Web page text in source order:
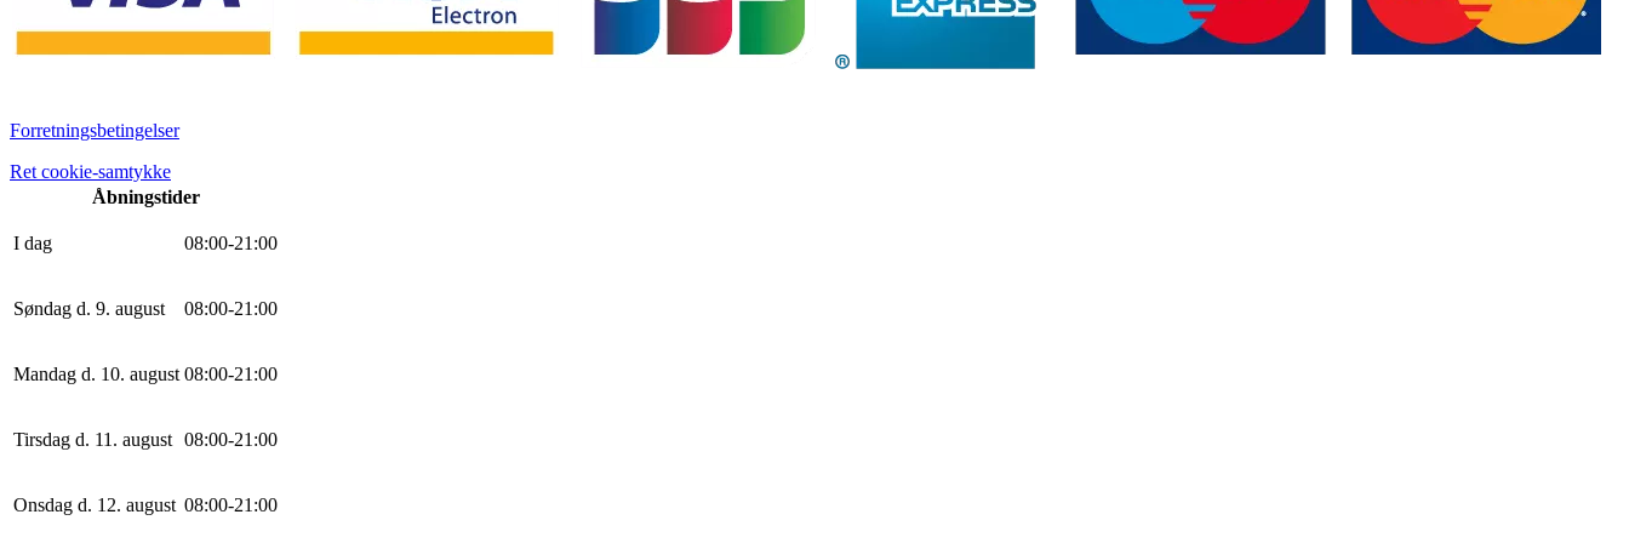
Forretningsbetingelser
Ret cookie-samtykke
Åbningstider
I dag 08:00-21 :00
Søndag d. 9. august 08:00-21 :00
Mandag d. 10. august 08:00-21 :00
Tirsdag d. 11. august 08:00-21 :00
Onsdag d. 12. august 08:00-21 :00